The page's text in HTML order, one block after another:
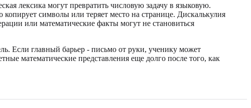
лексика могут превратить числовую задачу в языковую.
символы или теряет место на странице. Дискалькулия
или математические факты могут не становиться
Если главный барьер - письмо от руки, ученику может
математические представления еще долго после того, как